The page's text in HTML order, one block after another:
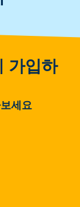
가입하
세요